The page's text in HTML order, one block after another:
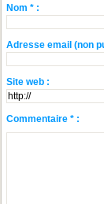
Nom * :
Adresse email (non
Site web :
Commentaire * :